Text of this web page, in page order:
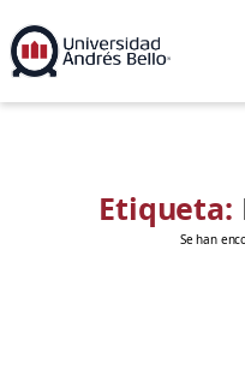
Etiqueta:
Se han